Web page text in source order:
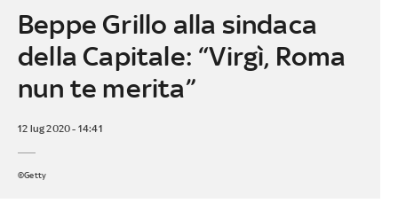
Beppe Grillo alla sindaca
della Capitale: “Virgì, Roma
nun te merita”
12 lug 2020 - 14:41
©Getty